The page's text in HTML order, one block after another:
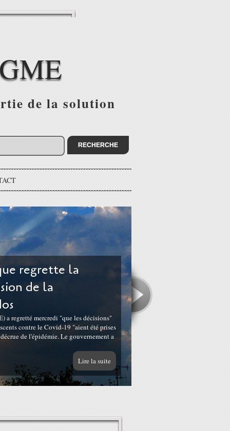
de la solution
regrette la
de la
a regretté mercredi "que les décisions"
contre le Covid-19 "aient été prises
de l'épidémie. Le gouvernement a
Lire la suite